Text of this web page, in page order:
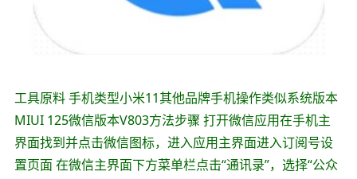
工具原料 手机类型小米11其他品牌手机操作类似系统版本
MIUI 125微信版本V803方法步骤 打开微信应用在手机主
界面找到并点击微信图标，进入应用主界面进入订阅号设
置页面 在微信主界面下方菜单栏点击“通讯录”，选择“公众